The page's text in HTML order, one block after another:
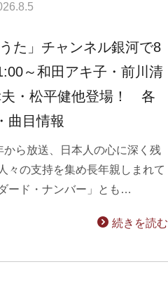
た」チャンネル銀河で8
～和田アキ子・前川清
夫・松平健他登場！ 各
曲目情報
ら放送、日本人の心に深く残
々の支持を集め長年親しまれて
ード・ナンバー」とも…
続きを読む